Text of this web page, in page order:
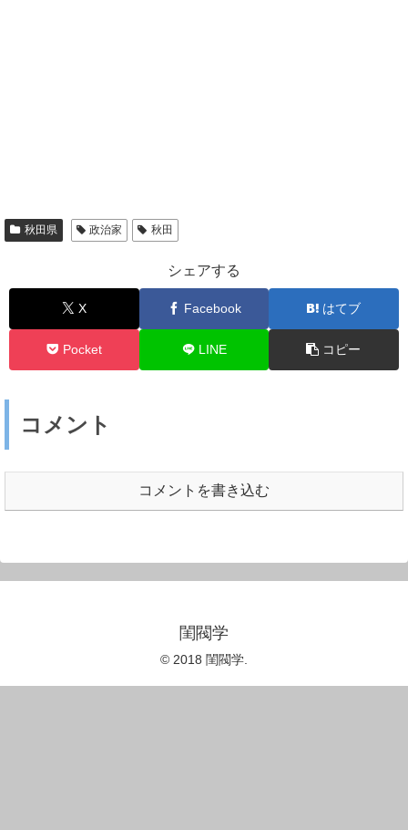
秋田県 政治家 秋田
シェアする
X Facebook はてブ
Pocket LINE コピー
コメント
コメントを書き込む
閨閥学
© 2018 閨閥学.